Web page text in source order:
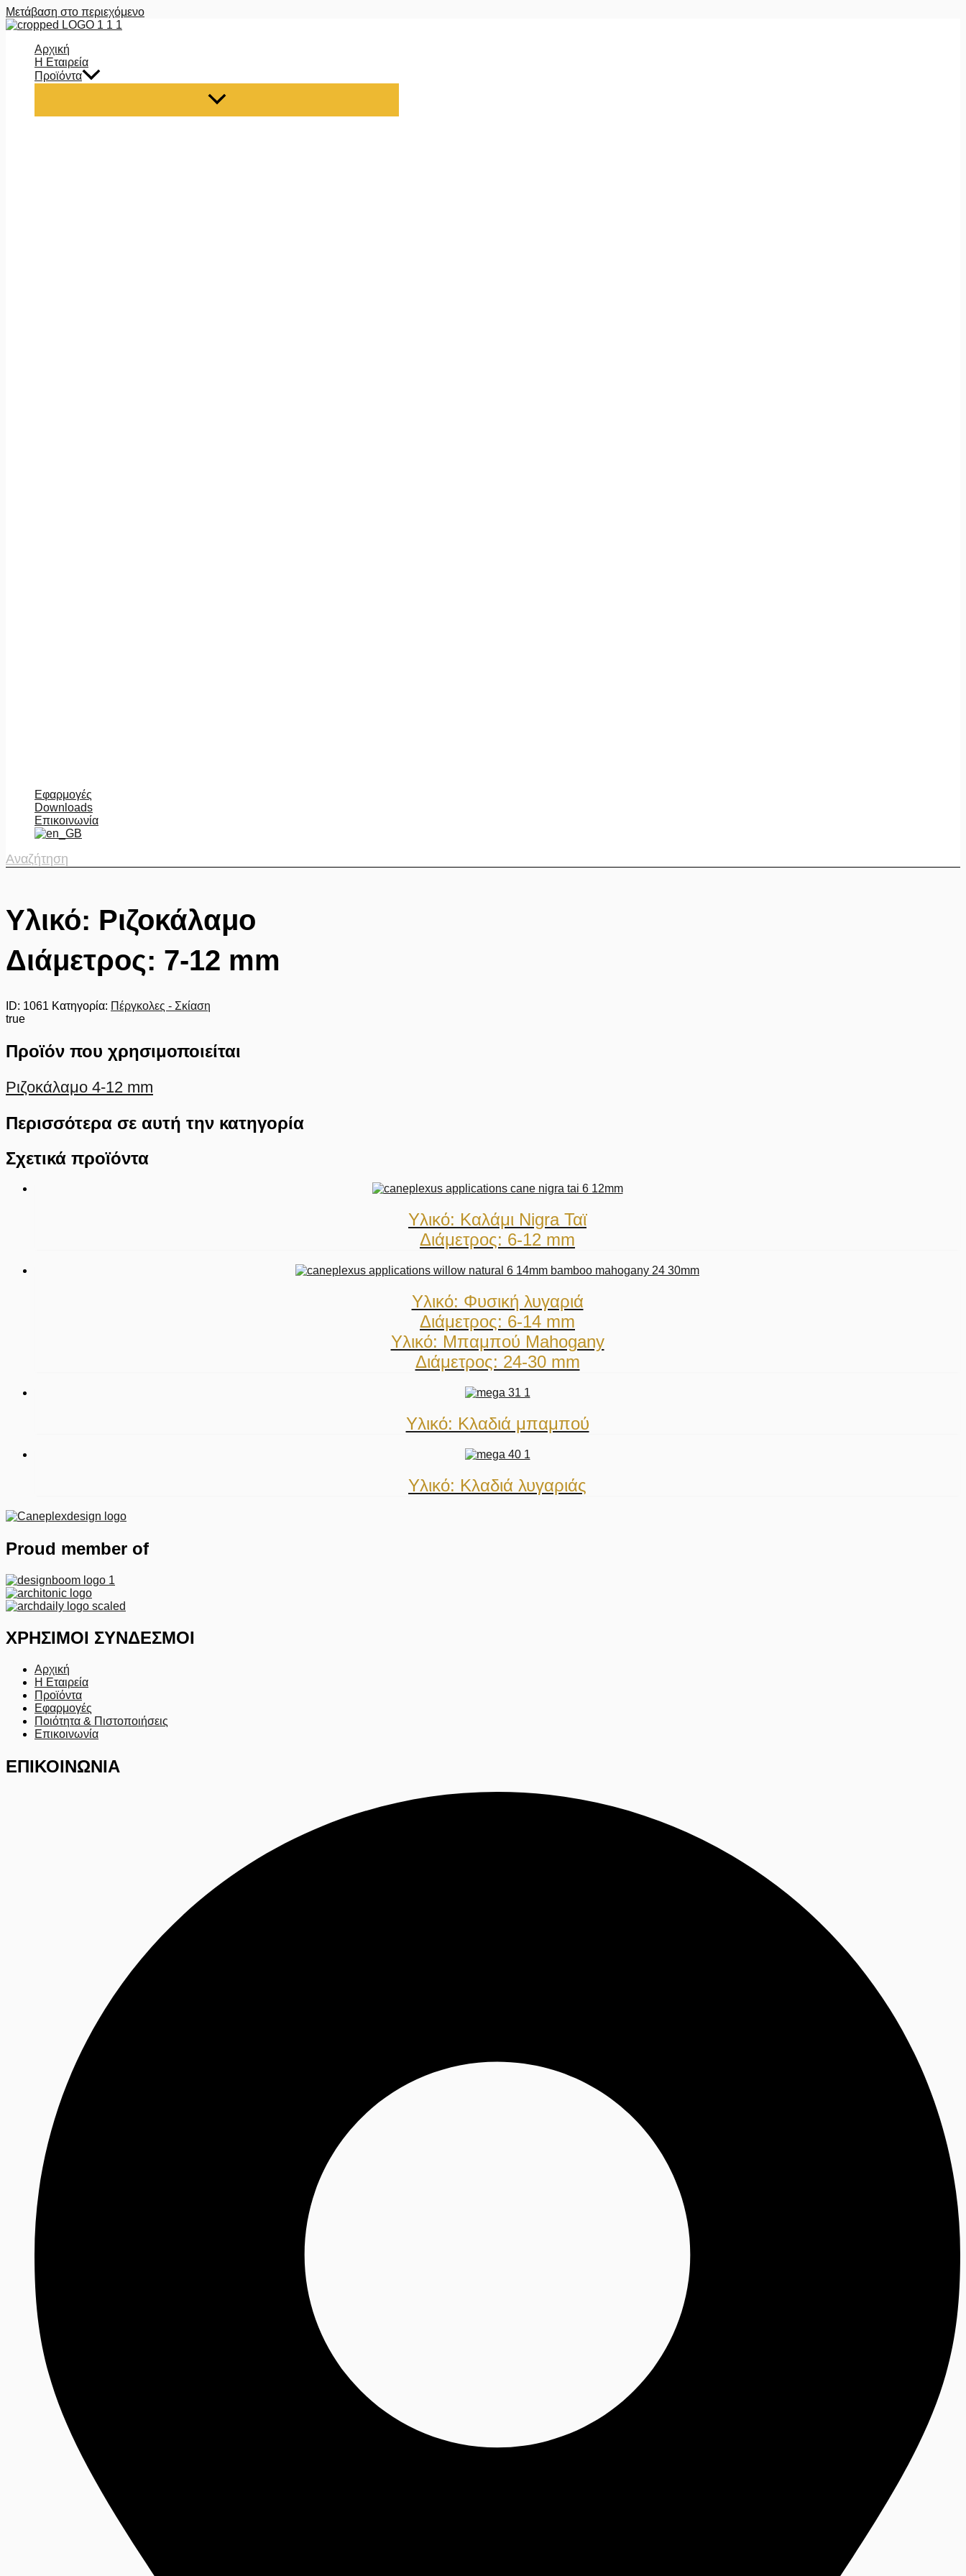
Μετάβαση στο περιεχόμενο
Αρχική
Η Εταιρεία
Προϊόντα
Εφαρμογές
Downloads
Επικοινωνία
Αναζήτηση
Υλικό: Ριζοκάλαμο
Διάμετρος: 7-12 mm
ID: 1061 Κατηγορία: Πέργκολες - Σκίαση
true
Προϊόν που χρησιμοποιείται
Ριζοκάλαμο 4-12 mm
Περισσότερα σε αυτή την κατηγορία
Σχετικά προϊόντα
Υλικό: Καλάμι Nigra Ταϊ
Διάμετρος: 6-12 mm
Υλικό: Φυσική λυγαριά
Διάμετρος: 6-14 mm
Υλικό: Μπαμπού Mahogany
Διάμετρος: 24-30 mm
Υλικό: Κλαδιά μπαμπού
Υλικό: Κλαδιά λυγαριάς
Proud member of
ΧΡΗΣΙΜΟΙ ΣΥΝΔΕΣΜΟΙ
Αρχική
Η Εταιρεία
Προϊόντα
Εφαρμογές
Ποιότητα & Πιστοποιήσεις
Επικοινωνία
ΕΠΙΚΟΙΝΩΝΙΑ